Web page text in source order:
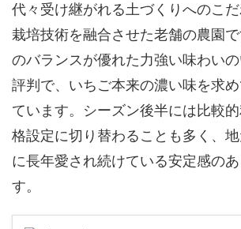
代々受け継がれる土づくりへのこ
栽培技術を融合させた老舗の農園
のバランスが優れた力強い味わい
評判で、いちご本来の濃い味を求
ています。シーズン後半には比較
格設定に切り替わることも多く、
に長年愛され続けている安定感の
す。